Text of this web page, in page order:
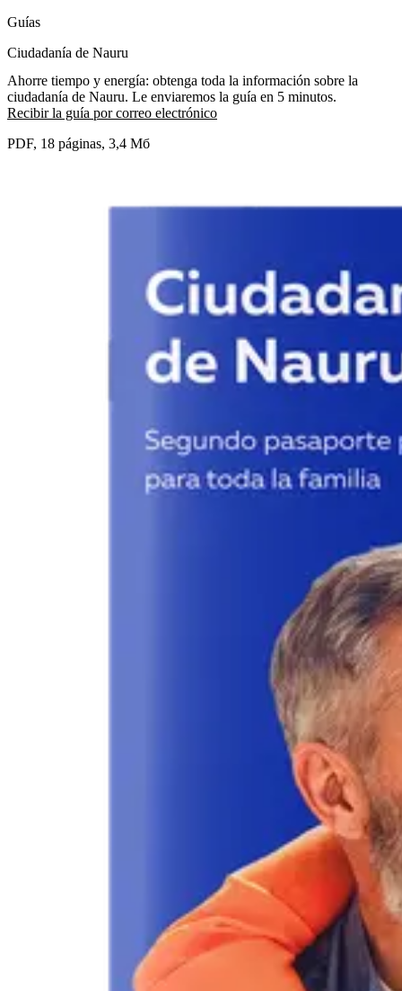
Guías
Ciudadanía de Nauru
Ahorre tiempo y energía: obtenga toda la información sobre la
ciudadanía de Nauru. Le enviaremos la guía en 5 minutos.
Recibir la guía por correo electrónico
PDF, 18 páginas, 3,4 Мб